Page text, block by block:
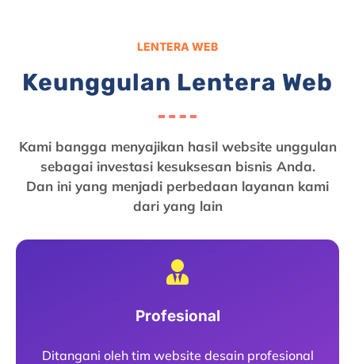
LENTERA WEB
Keunggulan Lentera Web
Kami bangga menyajikan hasil website unggulan
sebagai investasi kesuksesan bisnis Anda.
Dan ini yang menjadi perbedaan layanan kami
dari yang lain
Profesional
Ditangani oleh tim website desain profesional